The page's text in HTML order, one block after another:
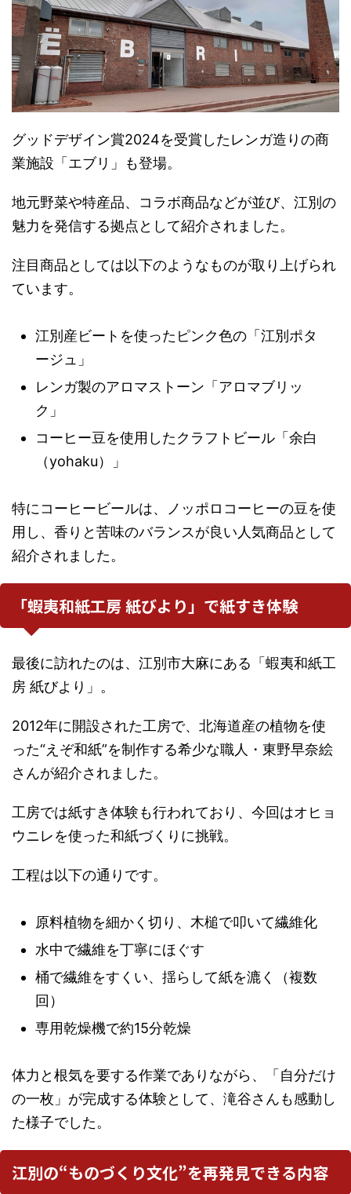
グッドデザイン賞2024を受賞したレンガ造りの商
業施設「エブリ」も登場。
地元野菜や特産品、コラボ商品などが並び、江別の
魅力を発信する拠点として紹介されました。
注目商品としては以下のようなものが取り上げられ
ています。
江別産ビートを使ったピンク色の「江別ポタ
ージュ」
レンガ製のアロマストーン「アロマブリッ
ク」
コーヒー豆を使用したクラフトビール「余白
（yohaku）」
特にコーヒービールは、ノッポロコーヒーの豆を使
用し、香りと苦味のバランスが良い人気商品として
紹介されました。
「蝦夷和紙工房 紙びより」で紙すき体験
最後に訪れたのは、江別市大麻にある「蝦夷和紙工
房 紙びより」。
2012年に開設された工房で、北海道産の植物を使
った“えぞ和紙”を制作する希少な職人・東野早奈絵
さんが紹介されました。
工房では紙すき体験も行われており、今回はオヒョ
ウニレを使った和紙づくりに挑戦。
工程は以下の通りです。
原料植物を細かく切り、木槌で叩いて繊維化
水中で繊維を丁寧にほぐす
桶で繊維をすくい、揺らして紙を漉く（複数
回）
専用乾燥機で約15分乾燥
体力と根気を要する作業でありながら、「自分だけ
の一枚」が完成する体験として、滝谷さんも感動し
た様子でした。
江別の“ものづくり文化”を再発見できる内容